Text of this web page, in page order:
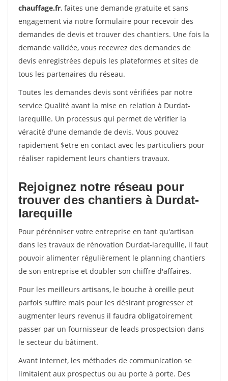
chauffage.fr, faites une demande gratuite et sans
engagement via notre formulaire pour recevoir des
demandes de devis et trouver des chantiers. Une fois la
demande validée, vous recevrez des demandes de
devis enregistrées depuis les plateformes et sites de
tous les partenaires du réseau.
Toutes les demandes devis sont vérifiées par notre
service Qualité avant la mise en relation à Durdat-
larequille. Un processus qui permet de vérifier la
véracité d'une demande de devis. Vous pouvez
rapidement $etre en contact avec les particuliers pour
réaliser rapidement leurs chantiers travaux.
Rejoignez notre réseau pour
trouver des chantiers à Durdat-
larequille
Pour pérénniser votre entreprise en tant qu'artisan
dans les travaux de rénovation Durdat-larequille, il faut
pouvoir alimenter régulièrement le planning chantiers
de son entreprise et doubler son chiffre d'affaires.
Pour les meilleurs artisans, le bouche à oreille peut
parfois suffire mais pour les désirant progresser et
augmenter leurs revenus il faudra obligatoirement
passer par un fournisseur de leads prospectsion dans
le secteur du bâtiment.
Avant internet, les méthodes de communication se
limitaient aux prospectus ou au porte à porte. Des